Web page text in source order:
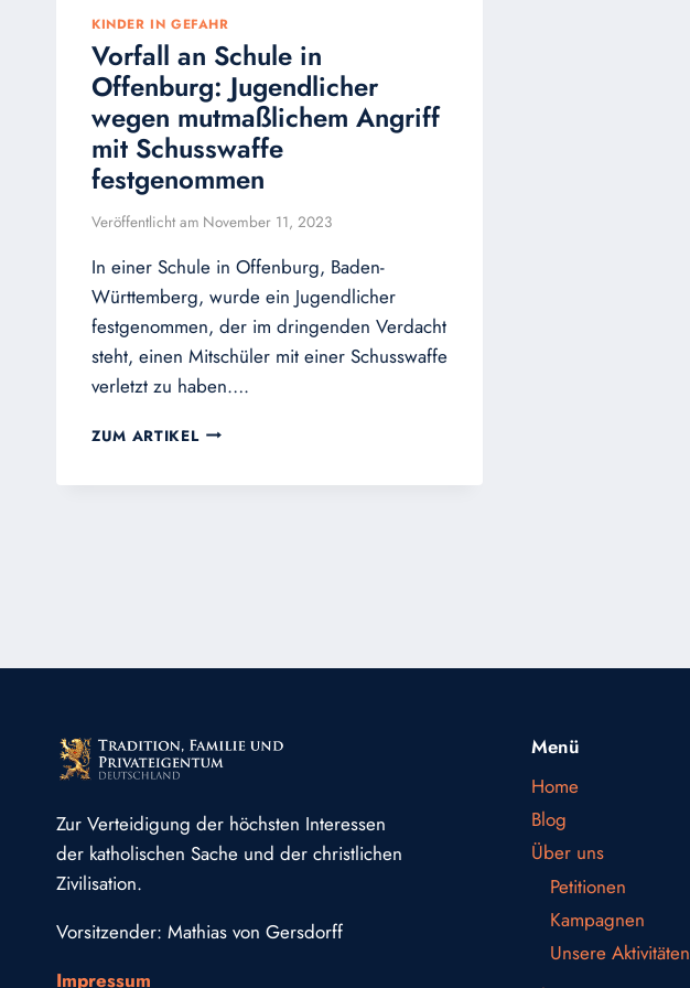
KINDER IN GEFAHR
Vorfall an Schule in
Offenburg: Jugendlicher
wegen mutmaßlichem Angriff
mit Schusswaffe
festgenommen
Veröffentlicht am November 11, 2023
In einer Schule in Offenburg, Baden-
Württemberg, wurde ein Jugendlicher
festgenommen, der im dringenden Verdacht
steht, einen Mitschüler mit einer Schusswaffe
verletzt zu haben….
ZUM ARTIKEL VORFALL
Zur Verteidigung der höchsten Interessen
der katholischen Sache und der christlichen
Zivilisation.
Vorsitzender: Mathias von Gersdorff
Impressum
Menü
Home
Blog
Über uns
Petitionen
Kampagnen
Unsere Aktivitäten